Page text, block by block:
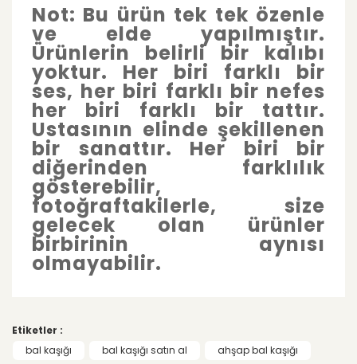
Not: Bu ürün tek tek özenle
ve elde yapılmıştır.
Ürünlerin belirli bir kalıbı
yoktur. Her biri farklı bir
ses, her biri farklı bir nefes
her biri farklı bir tattır.
Ustasının elinde şekillenen
bir sanattır. Her biri bir
diğerinden farklılık
gösterebilir,
fotoğraftakilerle, size
gelecek olan ürünler
birbirinin aynısı
olmayabilir.
Yorum Yaz
kullanarak tarafımıza iletebilirsiniz.
Görüş ve önerileriniz için teşekkür ederiz.
Etiketler :
bal kaşığı
bal kaşığı satın al
ahşap bal kaşığı